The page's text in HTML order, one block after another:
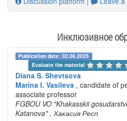
Инклюзивное
Publication date: 02.06.2025
Evaluate the material
Diana S. Shevtsova
Marina I. Vasileva , candidate of
associate professor
FGBOU VO "Khakasskii
Katanova" , Хакасия Респ